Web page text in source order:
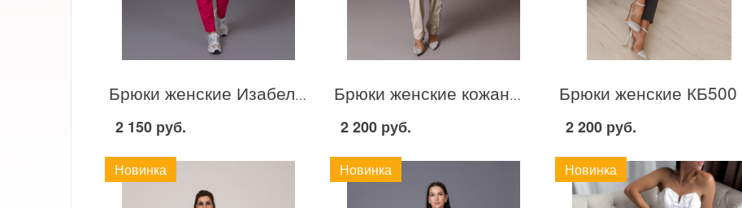
Брюки женские Изабель С045 Фуксия
2 150 руб.
Брюки женские кожаные. Хьюстон С040 Молочный
2 200 руб. 2 200 руб.
Новинка Новинка Новинка